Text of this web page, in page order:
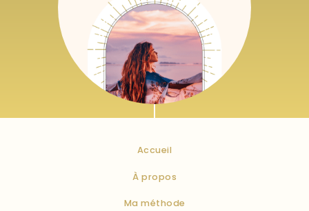
6,61€ HTVA + 21% de TVA
Accueil
À propos
Ma méthode